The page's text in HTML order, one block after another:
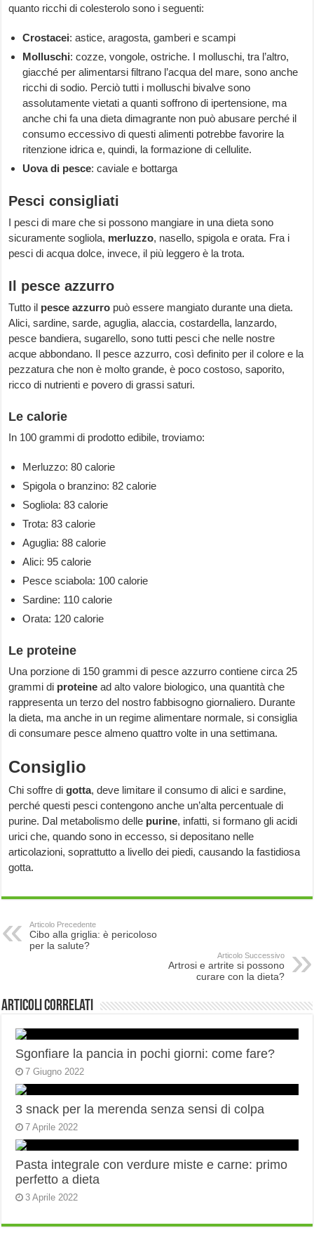
quanto ricchi di colesterolo sono i seguenti:
Crostacei: astice, aragosta, gamberi e scampi
Molluschi: cozze, vongole, ostriche. I molluschi, tra l’altro,
giacché per alimentarsi filtrano l’acqua del mare, sono anche
ricchi di sodio. Perciò tutti i molluschi bivalve sono
assolutamente vietati a quanti soffrono di ipertensione, ma
anche chi fa una dieta dimagrante non può abusare perché il
consumo eccessivo di questi alimenti potrebbe favorire la
ritenzione idrica e, quindi, la formazione di cellulite.
Uova di pesce: caviale e bottarga
Pesci consigliati
I pesci di mare che si possono mangiare in una dieta sono
sicuramente sogliola, merluzzo, nasello, spigola e orata. Fra i
pesci di acqua dolce, invece, il più leggero è la trota.
Il pesce azzurro
Tutto il pesce azzurro può essere mangiato durante una dieta.
Alici, sardine, sarde, aguglia, alaccia, costardella, lanzardo,
pesce bandiera, sugarello, sono tutti pesci che nelle nostre
acque abbondano. Il pesce azzurro, così definito per il colore e la
pezzatura che non è molto grande, è poco costoso, saporito,
ricco di nutrienti e povero di grassi saturi.
Le calorie
In 100 grammi di prodotto edibile, troviamo:
Merluzzo: 80 calorie
Spigola o branzino: 82 calorie
Sogliola: 83 calorie
Trota: 83 calorie
Aguglia: 88 calorie
Alici: 95 calorie
Pesce sciabola: 100 calorie
Sardine: 110 calorie
Orata: 120 calorie
Le proteine
Una porzione di 150 grammi di pesce azzurro contiene circa 25
grammi di proteine ad alto valore biologico, una quantità che
rappresenta un terzo del nostro fabbisogno giornaliero. Durante
la dieta, ma anche in un regime alimentare normale, si consiglia
di consumare pesce almeno quattro volte in una settimana.
Consiglio
Chi soffre digotta, deve limitare il consumo di alici e sardine,
perché questi pesci contengono anche un’alta percentuale di
purine. Dal metabolismo delle purine, infatti, si formano gli acidi
urici che, quando sono in eccesso, si depositano nelle
articolazioni, soprattutto a livello dei piedi, causando la fastidiosa
gotta.
Articolo Precedente
Cibo alla griglia: è pericoloso
per la salute?
Articolo Successivo
Artrosi e artrite si possono
curare con la dieta?
Articoli correlati
Sgonfiare la pancia in pochi giorni: come fare?
7 Giugno 2022
3 snack per la merenda senza sensi di colpa
7 Aprile 2022
Pasta integrale con verdure miste e carne: primo
perfetto a dieta
3 Aprile 2022